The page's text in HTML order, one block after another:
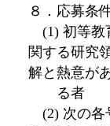
８．応募条
(1) 初等教
関する研究
解と熱意が
る者
(2) 次の各